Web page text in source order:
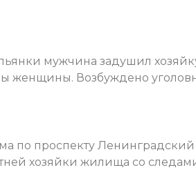
мужчина задушил
женщины. Возбуждено
по проспекту
хозяйки жилища со